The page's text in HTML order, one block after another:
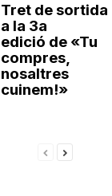
Tret de sortida
a la 3a
edició de «Tu
compres,
nosaltres
cuinem!»